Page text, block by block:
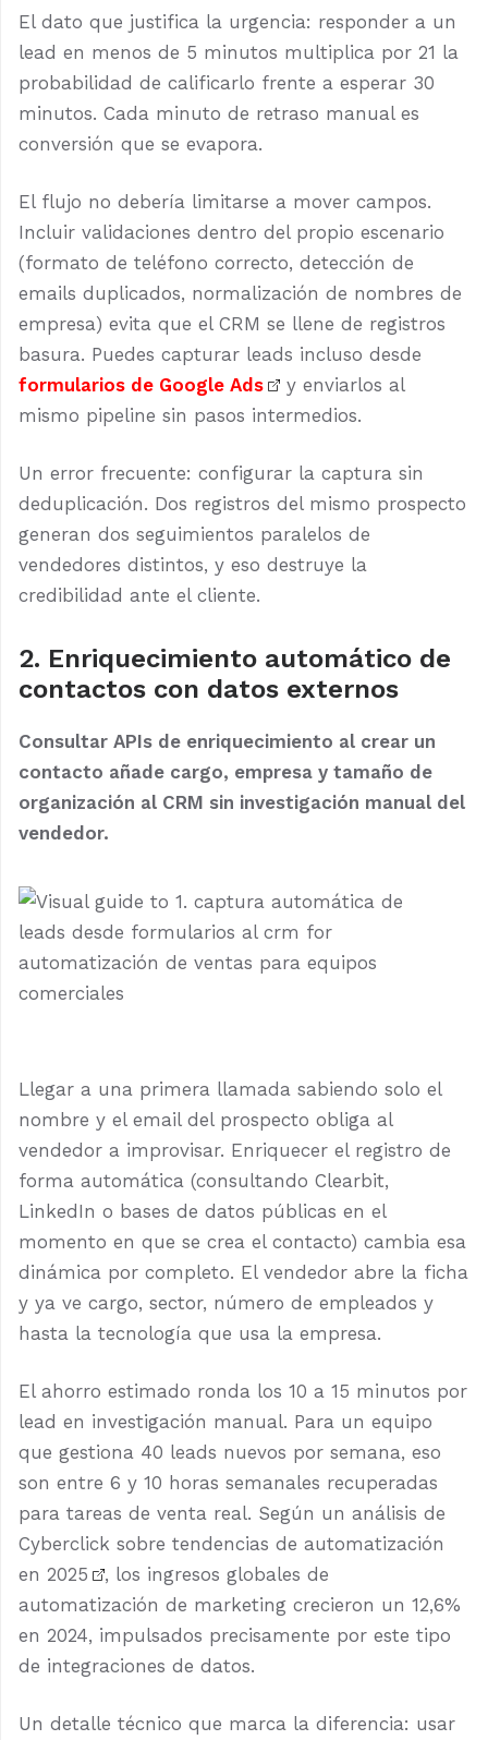
El dato que justifica la urgencia: responder a un
lead en menos de 5 minutos multiplica por 21 la
probabilidad de calificarlo frente a esperar 30
minutos. Cada minuto de retraso manual es
conversión que se evapora.
El flujo no debería limitarse a mover campos.
Incluir validaciones dentro del propio escenario
(formato de teléfono correcto, detección de
emails duplicados, normalización de nombres de
empresa) evita que el CRM se llene de registros
basura. Puedes capturar leads incluso desde
formularios de Google Ads
y enviarlos al
mismo pipeline sin pasos intermedios.
Un error frecuente: configurar la captura sin
deduplicación. Dos registros del mismo prospecto
generan dos seguimientos paralelos de
vendedores distintos, y eso destruye la
credibilidad ante el cliente.
2. Enriquecimiento automático de
contactos con datos externos
Consultar APIs de enriquecimiento al crear un
contacto añade cargo, empresa y tamaño de
organización al CRM sin investigación manual del
vendedor.
Llegar a una primera llamada sabiendo solo el
nombre y el email del prospecto obliga al
vendedor a improvisar. Enriquecer el registro de
forma automática (consultando Clearbit,
LinkedIn o bases de datos públicas en el
momento en que se crea el contacto) cambia esa
dinámica por completo. El vendedor abre la ficha
y ya ve cargo, sector, número de empleados y
hasta la tecnología que usa la empresa.
El ahorro estimado ronda los 10 a 15 minutos por
lead en investigación manual. Para un equipo
que gestiona 40 leads nuevos por semana, eso
son entre 6 y 10 horas semanales recuperadas
para tareas de venta real. Según un análisis de
Cyberclick sobre tendencias de automatización
en 2025
, los ingresos globales de
automatización de marketing crecieron un 12,6%
en 2024, impulsados precisamente por este tipo
de integraciones de datos.
Un detalle técnico que marca la diferencia: usar